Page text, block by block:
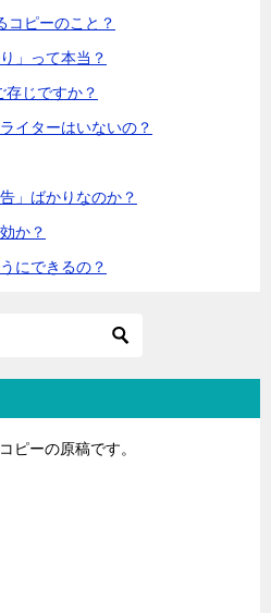
コピーのこと？
」って本当？
存じですか？
イターはいないの？
」ばかりなのか？
か？
にできるの？
ピーの原稿です。